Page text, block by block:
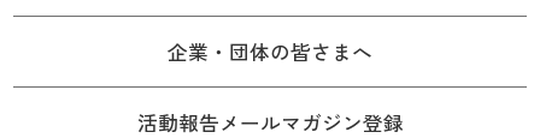
企業・団体の皆さまへ
活動報告メールマガジン登録